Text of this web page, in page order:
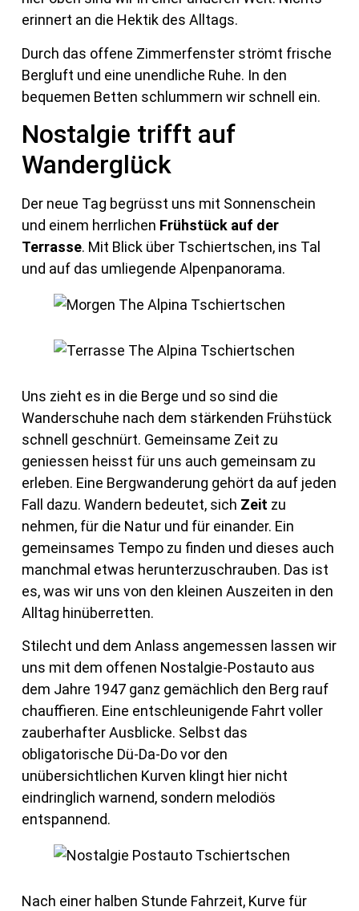
erinnert an die Hektik des Alltags.
Durch das offene Zimmerfenster strömt frische
Bergluft und eine unendliche Ruhe. In den
bequemen Betten schlummern wir schnell ein.
Nostalgie trifft auf
Wanderglück
Der neue Tag begrüsst uns mit Sonnenschein
und einem herrlichen Frühstück auf der
Terrasse. Mit Blick über Tschiertschen, ins Tal
und auf das umliegende Alpenpanorama.
Uns zieht es in die Berge und so sind die
Wanderschuhe nach dem stärkenden Frühstück
schnell geschnürt. Gemeinsame Zeit zu
geniessen heisst für uns auch gemeinsam zu
erleben. Eine Bergwanderung gehört da auf jeden
Fall dazu. Wandern bedeutet, sich Zeit zu
nehmen, für die Natur und für einander. Ein
gemeinsames Tempo zu finden und dieses auch
manchmal etwas herunterzuschrauben. Das ist
es, was wir uns von den kleinen Auszeiten in den
Alltag hinüberretten.
Stilecht und dem Anlass angemessen lassen wir
uns mit dem offenen Nostalgie-Postauto aus
dem Jahre 1947 ganz gemächlich den Berg rauf
chauffieren. Eine entschleunigende Fahrt voller
zauberhafter Ausblicke. Selbst das
obligatorische Dü-Da-Do vor den
unübersichtlichen Kurven klingt hier nicht
eindringlich warnend, sondern melodiös
entspannend.
Nach einer halben Stunde Fahrzeit, Kurve für